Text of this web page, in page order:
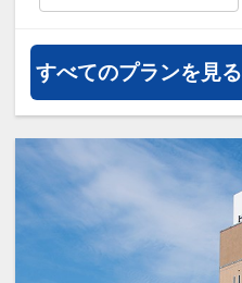
レゼント
すべてのプランを見る